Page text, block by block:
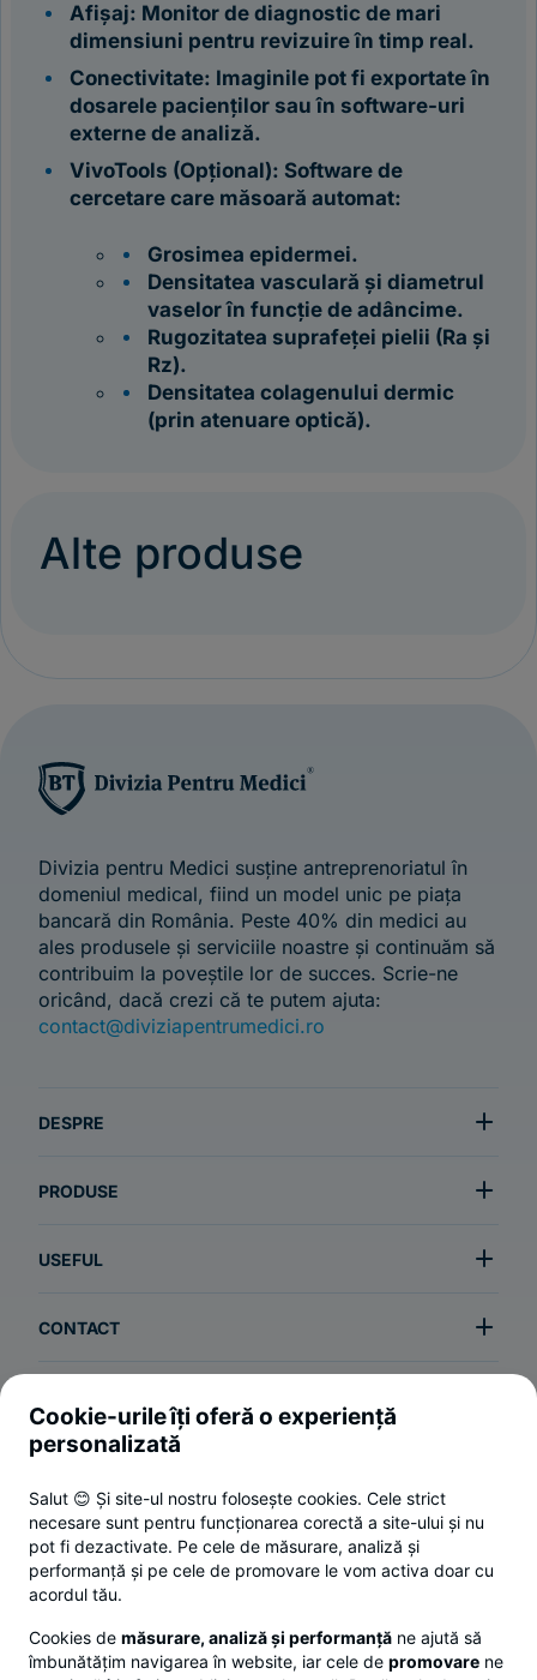
Afișaj: Monitor de diagnostic de mari
dimensiuni pentru revizuire în timp real.
Conectivitate: Imaginile pot fi exportate în
dosarele pacienților sau în software-uri
externe de analiză.
VivoTools (Opțional): Software de
cercetare care măsoară automat:
Grosimea epidermei.
Densitatea vasculară și diametrul
vaselor în funcție de adâncime.
Rugozitatea suprafeței pielii (Ra și
Rz).
Densitatea colagenului dermic
(prin atenuare optică).
Alte produse
Divizia pentru Medici susține antreprenoriatul în
domeniul medical, fiind un model unic pe piața
bancară din România. Peste 40% din medici au
ales produsele și serviciile noastre și continuăm să
contribuim la poveștile lor de succes. Scrie-ne
oricând, dacă crezi că te putem ajuta:
contact@diviziapentrumedici.ro
DESPRE
PRODUSE
USEFUL
CONTACT
Termeni și condiții
Politica de confidențialitate
ANPC
Setări cookies
© 2026 Toate drepturile rezervate.
Responsible Disclosure Policy.
Cookie-urile îți oferă o experiență
personalizată
Salut 😊 Și site-ul nostru folosește cookies. Cele strict
necesare sunt pentru funcționarea corectă a site-ului și nu
pot fi dezactivate. Pe cele de măsurare, analiză și
performanță și pe cele de promovare le vom activa doar cu
acordul tău.
Cookies de măsurare, analiză și performanță ne ajută să
îmbunătățim navigarea în website, iar cele de promovare ne